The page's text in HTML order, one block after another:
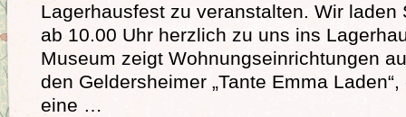
Lagerhausfest zu veranstalten. Wir laden
ab 10.00 Uhr herzlich zu uns ins
Museum zeigt Wohnungseinrichtungen
den Geldersheimer „Tante Emma
eine …